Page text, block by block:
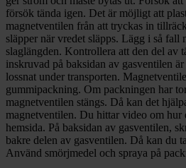
försök tända igen. Det är möjligt att
magnetventilen från att tryckas in
släpper när vredet släpps. Lägg i så fall
slaglängden. Kontrollera att den del av
inskruvad på baksidan av gasventilen
lossnat under transporten.
gummipackning. Om packningen har
magnetventilen stängs. Då kan det
magnetventilen. Du hittar video om hur
hemsida. På baksidan av gasventilen,
bakre delen av gasventilen. Då kan du
Använd smörjmedel och spraya på